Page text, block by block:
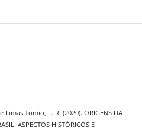
Tomio, F. R. (2020). ORIGENS DA
ASPECTOS HISTÓRICOS E